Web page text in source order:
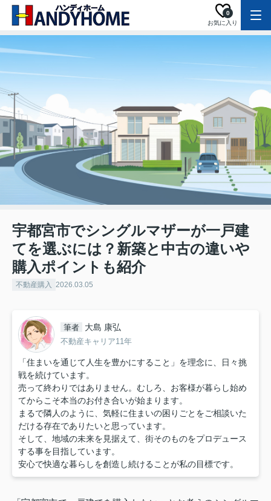
お気に入り
0
宇都宮市でシングルマザーが一戸建
てを選ぶには？新築と中古の違いや
購入ポイントも紹介
不動産購入 2026.03.05
筆者 大島 康弘
不動産キャリア11年
「住まいを通じて人生を豊かにすること」を理念に、日々挑
戦を続けています。
売って終わりではありません。むしろ、お客様が暮らし始め
てからこそ本当のお付き合いが始まります。
まるで隣人のように、気軽に住まいの困りごとをご相談いた
だける存在でありたいと思っています。
そして、地域の未来を見据えて、街そのものをプロデュース
する事を目指しています。
安心で快適な暮らしを創造し続けることが私の目標です。